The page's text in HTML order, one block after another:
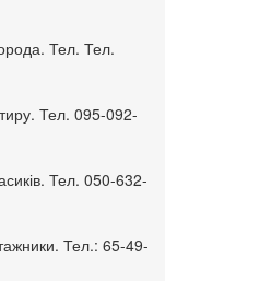
Тел. Тел.
Тел. 095-092-
Тел. 050-632-
Тел.: 65-49-